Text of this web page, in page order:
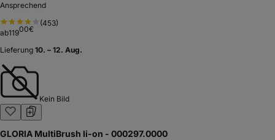
Ansprechend
(453)
ab11900€
Lieferung 10. – 12. Aug.
Kein Bild
GLORIA MultiBrush li-on - 000297.0000